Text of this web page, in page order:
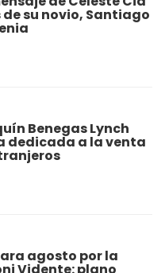
su novio, Santiago
Benegas Lynch
dedicada a la venta
agosto por la